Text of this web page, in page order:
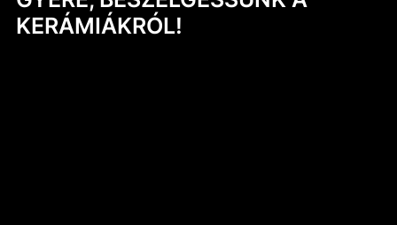
KERÁMIÁKRÓL!